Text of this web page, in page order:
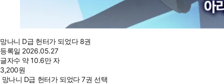
망나니 D급 헌터가 되었다 8권
등록일 2026.05.27
글자수 약 10.6만 자
3,200원
망나니 D급 헌터가 되었다 7권 선택